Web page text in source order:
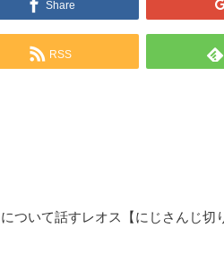
Share
RSS
ついて話すレオス【にじさんじ